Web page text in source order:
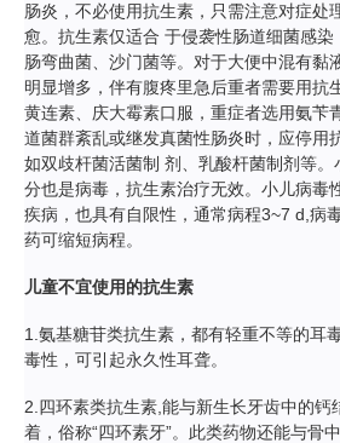
肠炎，不必使用抗生素，只需注意对症处
愈。抗生素仅适合 于侵袭性肠道细菌感
肠弯曲菌、沙门菌等。对于大便中混有黏
明显增多，伴有腹疼里急后重者需要用抗
黄连素、庆大霉素口服，重症者选用氨苄
道菌群紊乱或继发真菌性肠炎时，应停用
如双歧杆菌活菌制 剂、乳酸杆菌制剂等
分也是病毒，抗生素治疗无效。小儿病毒
疾病，也具有自限性，通常病程3~7 d,病
药可缩短病程。
儿童不宜使用的抗生素
1.氨基糖苷类抗生素，都有轻重不等的耳
毒性，可引起永久性耳聋。
2.四环素类抗生素,能与新生长牙齿中的钙
着，俗称“四环素牙”。此类药物还能与骨